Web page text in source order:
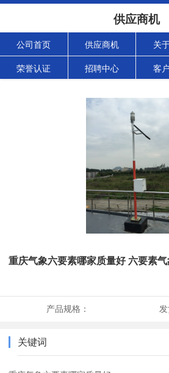
供应商机
公司首页 供应商机 关
荣誉认证 招聘中心 客
重庆气象六要素哪家质量好 六要素
产品规格：
关键词